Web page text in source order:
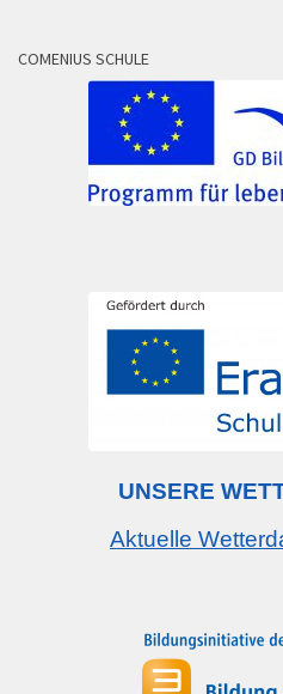
COMENIUS SCHULE
UNSERE
Aktuelle